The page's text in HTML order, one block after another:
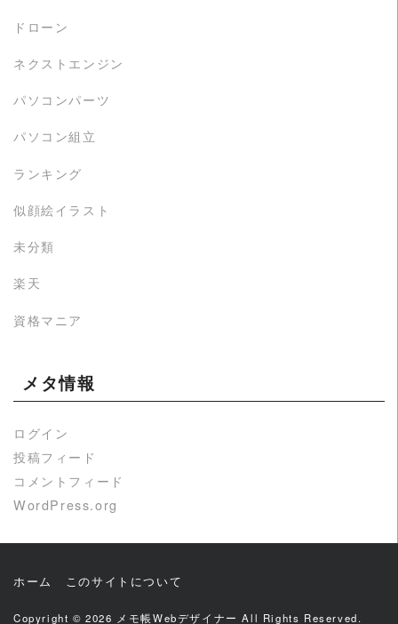
ドローン
ネクストエンジン
パソコンパーツ
パソコン組立
ランキング
似顔絵イラスト
未分類
楽天
資格マニア
メタ情報
ログイン
投稿フィード
コメントフィード
WordPress.org
ホーム このサイトについて
Copyright © 2026 メモ帳Webデザイナー All Rights Reserved.